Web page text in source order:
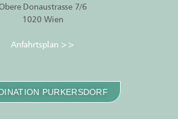
Donaustrasse 7/6
1020 Wien
Anfahrtsplan >>
PURKERSDORF